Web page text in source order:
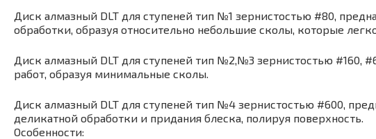
Диск алмазный DLT для ступеней тип №1 зернистостью #80,
обработки, образуя относительно небольшие сколы, которые
Диск алмазный DLT для ступеней тип №2,№3 зернистостью #160,
работ, образуя минимальные сколы.
Диск алмазный DLT для ступеней тип №4 зернистостью #600,
деликатной обработки и придания блеска, полируя поверхность.
Особенности: